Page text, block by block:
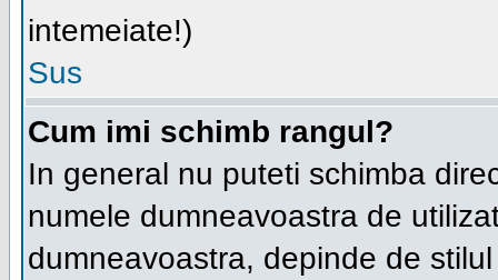
intemeiate!)
Sus
Cum imi schimb rangul?
In general nu puteti schimba
numele dumneavoastra de
dumneavoastra, depinde de